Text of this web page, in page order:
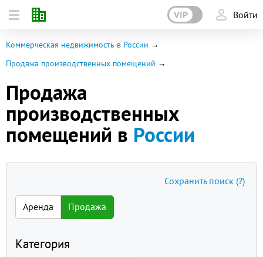
VIP Войти
Коммерческая недвижимость в России
Продажа производственных помещений
Продажа
производственных
помещений в России
Аренда Продажа
Категория
Сохранить поиск (?)